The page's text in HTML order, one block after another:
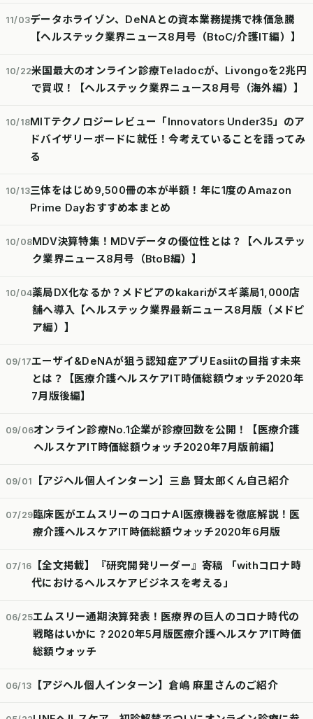
11/03データホライゾン、DeNAとの資本業務提携で株価急騰
【ヘルステック業界ニュース8月号（BtoC/介護IT編）】
10/22米国最大のオンライン診療Teladocが、Livongoを2兆円
で買収！【ヘルステック業界ニュース8月号（海外編）】
10/18MITテクノロジーレビュー「Innovators Under35」のア
ドバイザリーボードに就任！今考えていることを語ってみ
る
10/13三体をはじめ9,500冊の本が半額！年に1度のAmazon
Prime Dayおすすめ本まとめ
10/08MDV決算特集！MDVデータの優位性とは？【ヘルステッ
ク業界ニュース8月号（BtoB編）】
10/04薬局DX化なるか？メドピアのkakariがスギ薬局1,000店
舗へ導入【ヘルステック業界最新ニュース8月版（メドピ
ア編）】
09/17エーザイ&DeNAが狙う認知症アプリEasiitの目指す未来
とは？【医療介護ヘルスケアIT時価総額ウォッチ2020年
7月版後編】
09/06オンライン診療No.1企業が診療回数を公開！【医療介護
ヘルスケアIT時価総額ウォッチ2020年7月版前編】
09/01 【アジヘル個人インターン】三島 賢太郎くん自己紹介
07/29臨床医がエムスリーのコロナAI医療機器を徹底解説！医
療介護ヘルスケアIT時価総額ウォッチ2020年6月版
07/16
【全文掲載】『研究開発リーダー』寄稿 「withコロナ時
代におけるヘルスケアビジネスを考える」
06/25エムスリー通期決算発表！医療界の巨人のコロナ時代の
戦略はいかに？2020年5月版医療介護ヘルスケアIT時価
総額ウォッチ
06/13 【アジヘル個人インターン】倉嶋 麻里さんのご紹介